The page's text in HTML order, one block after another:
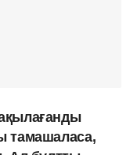
тамашаласа,